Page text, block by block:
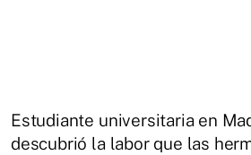
Estudiante universitaria en
descubrió la labor que las